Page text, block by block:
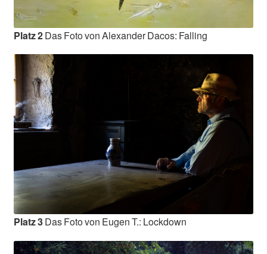
Platz 2Das Foto von Alexander Dacos: Falling
Platz 3Das Foto von Eugen T.: Lockdown